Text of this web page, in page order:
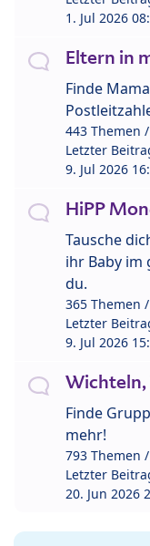
1. Jul 2026
Eltern in
Finde
443 Themen
Letzter
9. Jul 2026
HiPP
Tausche
ihr Baby im
du.
365 Themen
Letzter
9. Jul 2026
Wichteln,
Finde
mehr!
793 Themen
Letzter
20. Jun 2026